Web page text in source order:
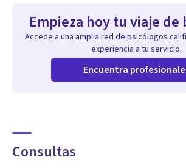
Empieza hoy tu viaje
Accede a una amplia red de psicólogos
experiencia a tu servicio.
Encuentra
Consultas